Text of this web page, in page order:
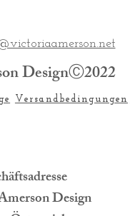
DesignⒸ2022
Versandbedingungen
Design